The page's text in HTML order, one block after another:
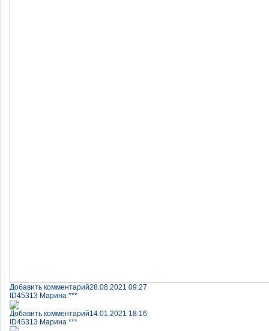
Добавить комментарий28.08.2021 09:27
ID45313 Марина ***
Добавить комментарий14.01.2021 18:16
ID45313 Марина ***